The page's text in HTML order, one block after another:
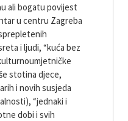
ali bogatu povijest
u centru Zagreba
i ljudi, “kuća bez
stotina djece,
i novih susjeda
“jednaki i
dobi i svih